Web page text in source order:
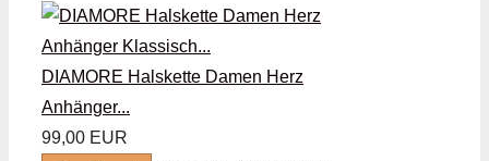
DIAMORE Halskette Damen Herz
Anhänger...
99,00 EUR